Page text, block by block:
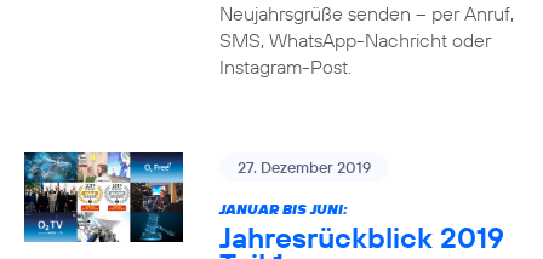
Neujahrsgrüße senden – per Anruf,
SMS, WhatsApp-Nachricht oder
Instagram-Post.
27. Dezember 2019
JANUAR BIS JUNI:
Jahresrückblick 2019